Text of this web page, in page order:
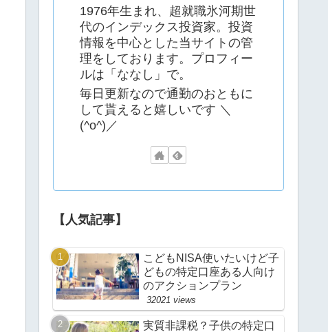
1976年生まれ、超就職氷河期世
代のインデックス投資家。投資
情報を中心とした当サイトの管
理をしております。プロフィー
ルは「ななし」で。
毎日更新なので通勤のおともに
して貰えると嬉しいです ＼
(^o^)／
【人気記事】
こどもNISA使いたいけど子
どもの特定口座ある人向け
のアクションプラン
32021 views
実質非課税？子供の特定口